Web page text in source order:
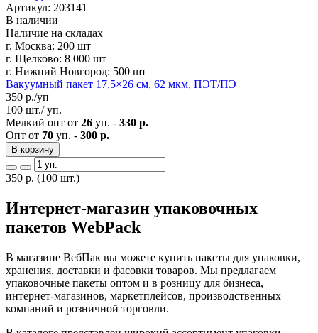
Артикул: 203141
В наличии
Наличие на складах
г. Москва: 200 шт
г. Щелково: 8 000 шт
г. Нижний Новгород: 500 шт
Вакуумный пакет 17,5×26 см, 62 мкм, ПЭТ/ПЭ
350 р./уп
100 шт./ уп.
Мелкий опт от 26 уп. - 330 р.
Опт от 70 уп. - 300 р.
В корзину
350 р. (100 шт.)
Интернет-магазин упаковочных
пакетов WebPack
В магазине ВебПак вы можете купить пакеты для упаковки,
хранения, доставки и фасовки товаров. Мы предлагаем
упаковочные пакеты оптом и в розницу для бизнеса,
интернет-магазинов, маркетплейсов, производственных
компаний и розничной торговли.